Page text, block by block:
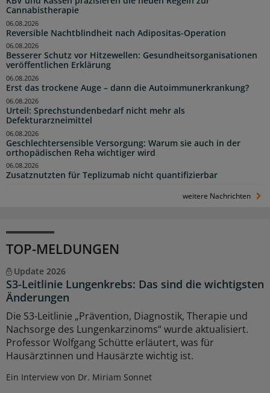
Cannabistherapie
Reversible Nachtblindheit nach Adipositas-Operation
06.08.2026
Besserer Schutz vor Hitzewellen: Gesundheitsorganisationen
veröffentlichen Erklärung
06.08.2026
Erst das trockene Auge – dann die Autoimmunerkrankung?
06.08.2026
Urteil: Sprechstundenbedarf nicht mehr als
Defekturarzneimittel
06.08.2026
Geschlechtersensible Versorgung: Warum sie auch in der
orthopädischen Reha wichtiger wird
06.08.2026
Zusatznutzten für Teplizumab nicht quantifizierbar
06.08.2026
weitere Nachrichten
TOP-MELDUNGEN
Update 2026
S3-Leitlinie Lungenkrebs: Das sind die wichtigsten
Änderungen
Die S3-Leitlinie „Prävention, Diagnostik, Therapie und
Nachsorge des Lungenkarzinoms“ wurde aktualisiert.
Professor Wolfgang Schütte erläutert, was für
Hausärztinnen und Hausärzte wichtig ist.
Ein Interview von Dr. Miriam Sonnet